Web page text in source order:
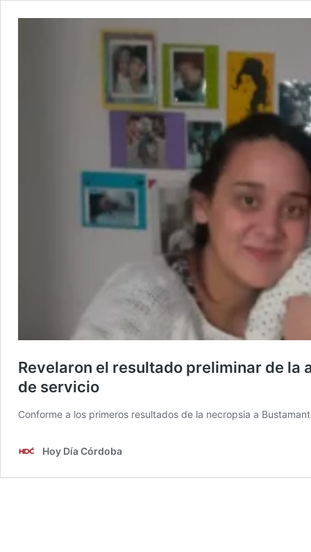
Revelaron el resultado preliminar de la
de servicio
Conforme a los primeros resultados de la necropsia a
Hoy Día Córdoba